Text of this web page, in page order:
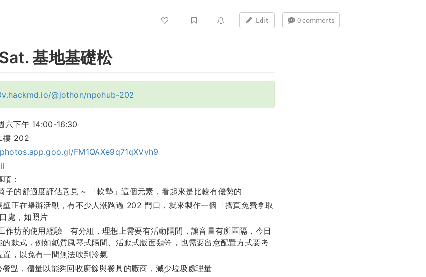
Edit 0 comments
基地基礎松
@jothon/npohub-202
六下午 14:00-16:30
樓 202
FM1QAXe9q71qXVvh9
：
子的舒適度評估意見 ~ 「軟墊」這個元素，看起來是比較有優勢的
壁正在舉辦活動，有不少人潮路過 202 門口，就來製作一個「摺頁免費拿取
處，如照片
作坊的使用經驗，有分組，理想上需要有活動隔間，讓音量有所區隔，今日
的款式，例如紙質風琴式隔間、活動式版面類等；也需要留意配置方式要考
置，以免有一間無法吹到冷氣
點，儘量以能夠回收廚餘與餐具的廠商，減少垃圾處理量